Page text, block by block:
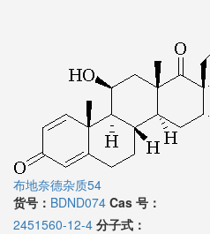
布地奈德杂质54
货号： BDND074 Cas 号：
2451560-12-4 分子式：